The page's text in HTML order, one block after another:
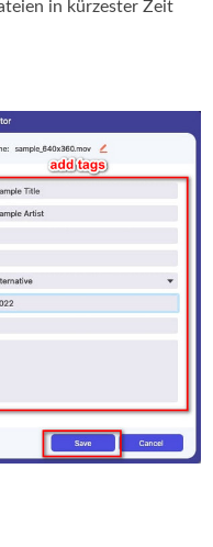
in kürzester Zeit